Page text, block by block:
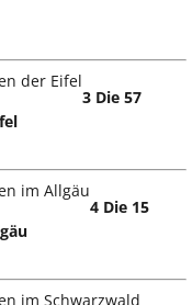
3 Die 57
4 Die 15